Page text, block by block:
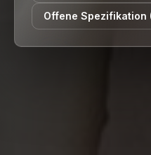
Offene Spezifikation